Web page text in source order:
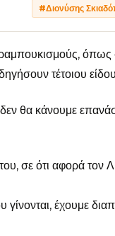
#Διονύσης
τραμπουκισμούς,
τέτοιου
δεν θα κάνουμε
σε ότι αφορά τον
έχουμε